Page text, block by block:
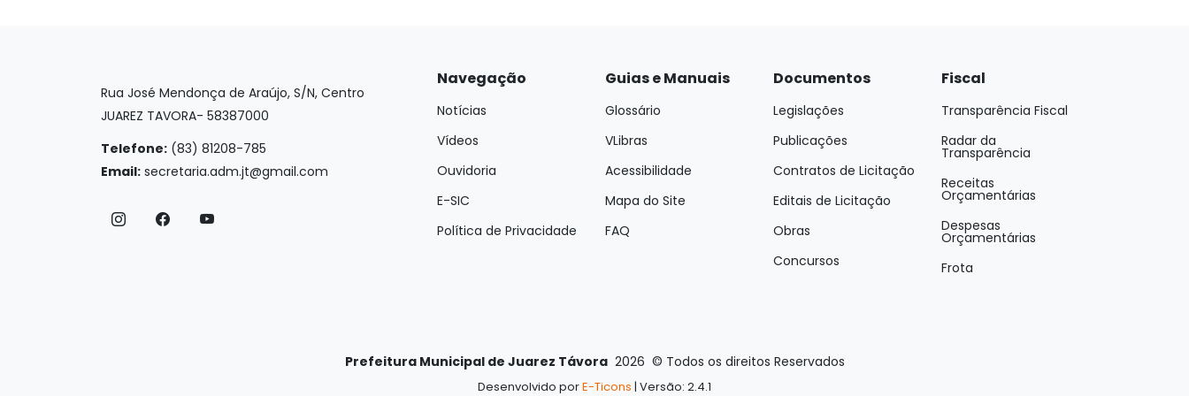
Rua José Mendonça de Araújo, S/N, Centro
JUAREZ TAVORA- 58387000
Telefone: (83) 81208-785
Email: secretaria.adm.jt@gmail.com
Navegação
Notícias
Vídeos
Ouvidoria
E-SIC
Política de Privacidade
Guias e Manuais
Glossário
VLibras
Acessibilidade
Mapa do Site
FAQ
Documentos
Legislações
Publicações
Contratos de Licitação
Editais de Licitação
Obras
Concursos
Fiscal
Transparência Fiscal
Radar da
Transparência
Receitas
Orçamentárias
Despesas
Orçamentárias
Frota
Prefeitura Municipal de Juarez Távora 2026 © Todos os direitos Reservados
Desenvolvido porE-Ticons | Versão: 2.4.1